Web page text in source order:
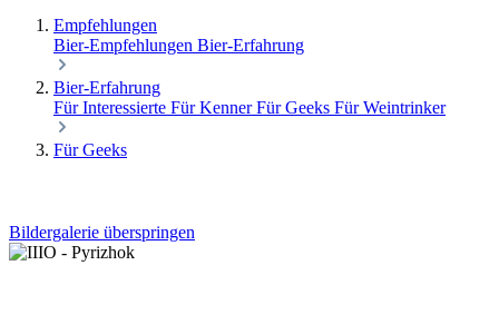
Empfehlungen
Bier-Empfehlungen Bier-Erfahrung
Bier-Erfahrung
Für Interessierte Für KennerFür Geeks Für Weintrinker
Für Geeks
Bildergalerie überspringen